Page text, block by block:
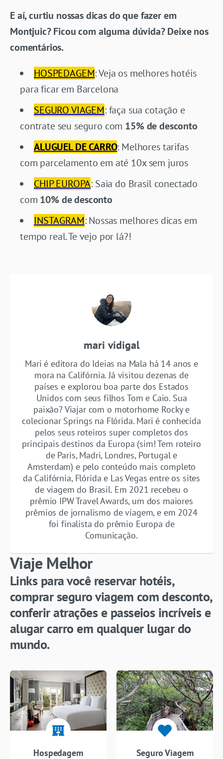
E aí, curtiu nossas dicas do que fazer em
Montjuic? Ficou com alguma dúvida? Deixe nos
comentários.
HOSPEDAGEM: Veja os melhores hotéis
para ficar em Barcelona
SEGURO VIAGEM: faça sua cotação e
contrate seu seguro com 15% de desconto
ALUGUEL DE CARRO: Melhores tarifas
com parcelamento em até 10x sem juros
CHIP EUROPA: Saia do Brasil conectado
com 10% de desconto
INSTAGRAM: Nossas melhores dicas em
tempo real. Te vejo por lá?!
mari vidigal
Mari é editora do Ideias na Mala há 14 anos e
mora na Califórnia. Já visitou dezenas de
países e explorou boa parte dos Estados
Unidos com seus filhos Tom e Caio. Sua
paixão? Viajar com o motorhome Rocky e
colecionar Springs na Flórida. Mari é conhecida
pelos seus roteiros super completos dos
principais destinos da Europa (sim! Tem roteiro
de Paris, Madri, Londres, Portugal e
Amsterdam) e pelo conteúdo mais completo
da Califórnia, Flórida e Las Vegas entre os sites
de viagem do Brasil. Em 2021 recebeu o
prêmio IPW Travel Awards, um dos maiores
prêmios de jornalismo de viagem, e em 2024
foi finalista do prêmio Europa de
Comunicação.
Viaje Melhor
Links para você reservar hotéis,
comprar seguro viagem com desconto,
conferir atrações e passeios incríveis e
alugar carro em qualquer lugar do
mundo.
Hospedagem Seguro Viagem